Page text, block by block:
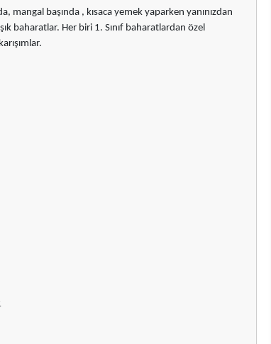
mangal başında , kısaca yemek yaparken yanınızdan
baharatlar. Her biri 1. Sınıf baharatlardan özel